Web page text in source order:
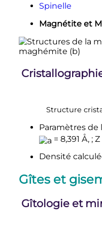
Spinelle
Magnétite et
Structure
Paramètres de
= 8,391 Å, ;
Densité
Gîtes et
Gîtologie et